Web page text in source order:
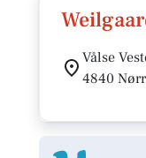
Vålse
4840